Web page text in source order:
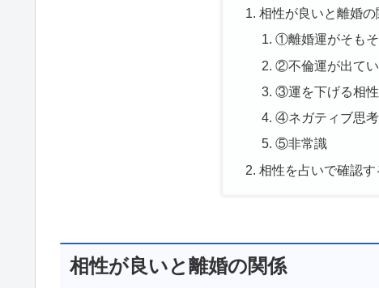
相性が良いと離婚の
①離婚運がそも
②不倫運が出て
③運を下げる相性
④ネガティブ思
⑤非常識
相性を占いで確認
相性が良いと離婚の関係